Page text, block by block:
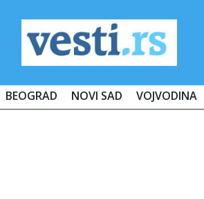
BEOGRAD NOVI SAD VOJVODINA